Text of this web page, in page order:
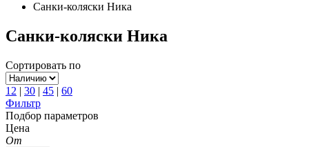
Санки-коляски Ника
Санки-коляски Ника
Сортировать по
12 | 30 | 45 | 60
Фильтр
Подбор параметров
Цена
От